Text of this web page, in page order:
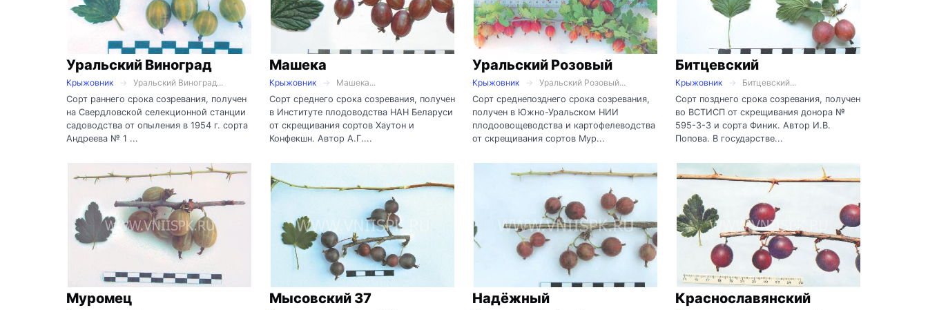
Уральский Виноград
Крыжовник
Уральский Виноград...
Сорт раннего срока созревания, получен
на Свердловской селекционной станции
садоводства от опыления в 1954 г. сорта
Андреева № 1 ...
Машека
Крыжовник
Машека...
Сорт среднего срока созревания, получен
в Институте плодоводства НАН Беларуси
от скрещивания сортов Хаутон и
Конфекшн. Автор А.Г....
Уральский Розовый
Крыжовник
Уральский Розовый...
Сорт среднепозднего срока созревания,
получен в Южно-Уральском НИИ
плодоовощеводства и картофелеводства
от скрещивания сортов Мур...
Битцевский
Крыжовник
Битцевский...
Сорт позднего срока созревания, получен
во ВСТИСП от скрещивания донора №
595-3-3 и сорта Финик. Автор И.В.
Попова. В государстве...
Муромец Мысовский 37 Надёжный Краснославянский